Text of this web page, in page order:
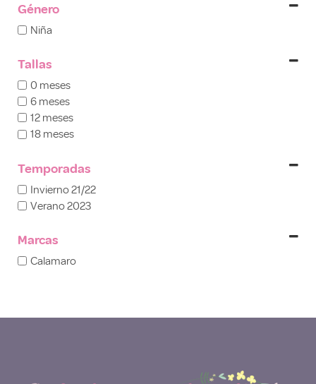
Género
Niña
Tallas
0 meses
6 meses
12 meses
18 meses
Temporadas
Invierno 21/22
Verano 2023
Marcas
Calamaro